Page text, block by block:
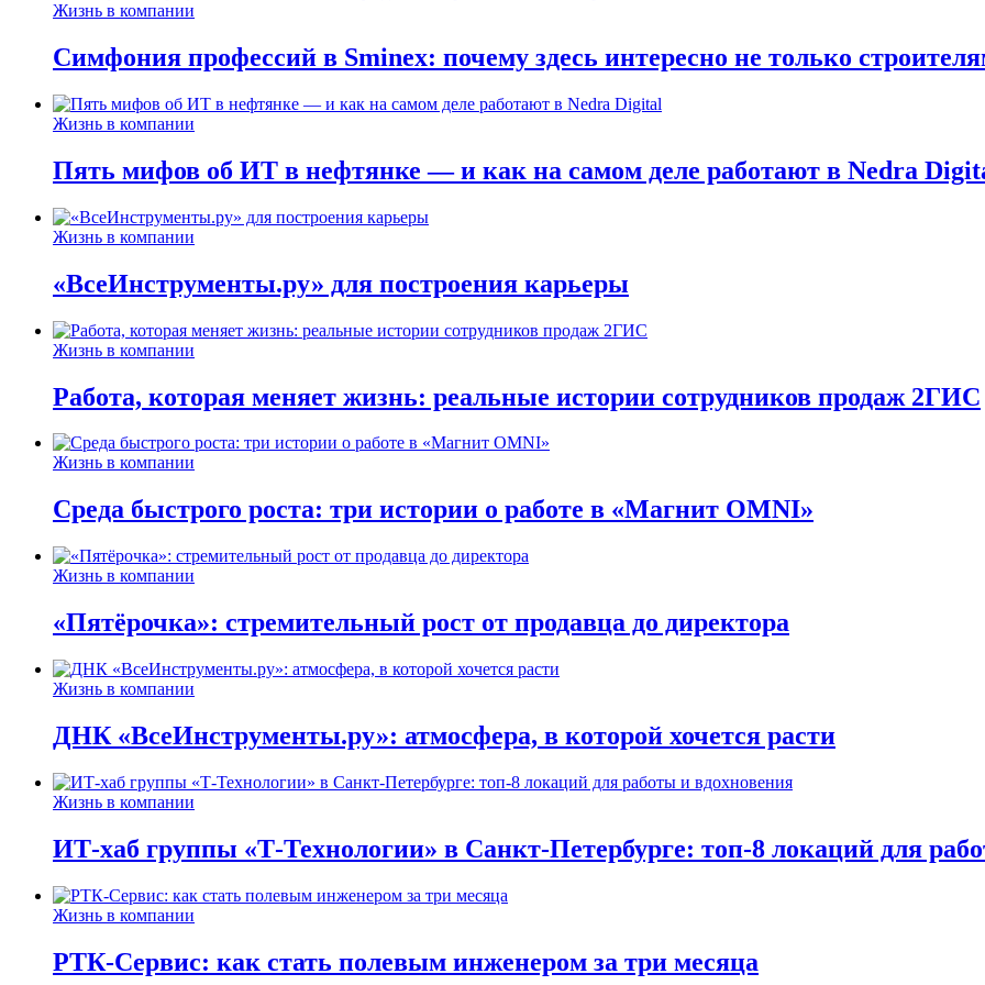
Жизнь в компании
Симфония профессий в Sminex: почему здесь интересно не только
Жизнь в компании
Пять мифов об ИТ в нефтянке — и как на самом деле работают в Nedra
Жизнь в компании
«ВсеИнструменты.ру» для построения карьеры
Жизнь в компании
Работа, которая меняет жизнь: реальные истории сотрудников продаж 2ГИС
Жизнь в компании
Среда быстрого роста: три истории о работе в «Магнит OMNI»
Жизнь в компании
«Пятёрочка»: стремительный рост от продавца до директора
Жизнь в компании
ДНК «ВсеИнструменты.ру»: атмосфера, в которой хочется расти
Жизнь в компании
ИТ-хаб группы «Т-Технологии» в Санкт-Петербурге: топ-8 локаций для
Жизнь в компании
РТК-Сервис: как стать полевым инженером за три месяца